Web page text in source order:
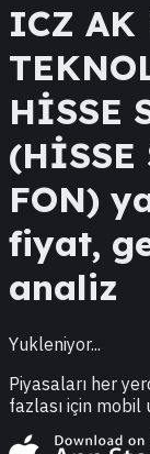
ICZ AK
HİSSE
(HİSSE
FON)
fiyat,
analiz
Yukleniyor...
Piyasaları her
fazlası için mobil